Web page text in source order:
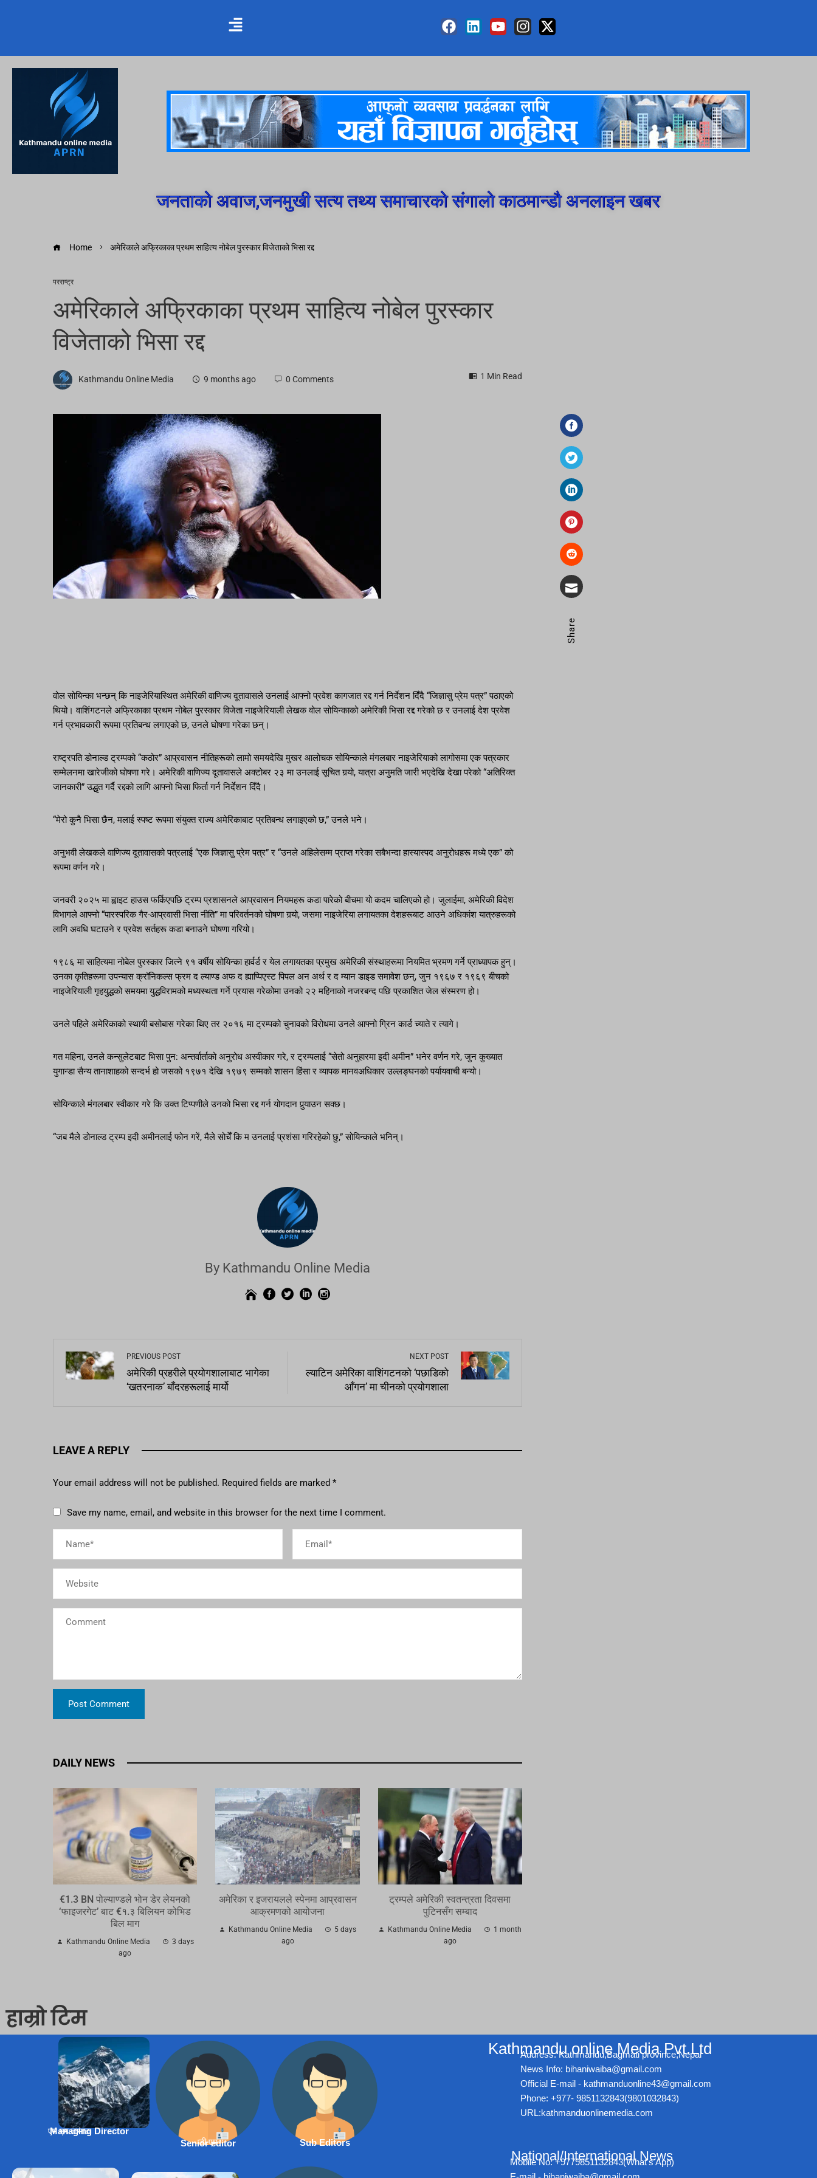
जनताको अवाज,जनमुखी सत्य तथ्य समाचारको संगालो काठमान्डौ अनलाइन खबर
Home अमेरिकाले अफ्रिकाका प्रथम साहित्य नोबेल पुरस्कार विजेताको भिसा रद्द
परराष्ट्र
अमेरिकाले अफ्रिकाका प्रथम साहित्य नोबेल पुरस्कार
विजेताको भिसा रद्द
Kathmandu Online Media 9 months ago 0 Comments 1 Min Read
Share
वोल सोयिन्का भन्छन् कि नाइजेरियास्थित अमेरिकी वाणिज्य दूतावासले उनलाई आफ्नो प्रवेश कागजात रद्द गर्न निर्देशन दिँदै “जिज्ञासु प्रेम पत्र” पठाएको
थियो। वाशिंगटनले अफ्रिकाका प्रथम नोबेल पुरस्कार विजेता नाइजेरियाली लेखक वोल सोयिन्काको अमेरिकी भिसा रद्द गरेको छ र उनलाई देश प्रवेश
गर्न प्रभावकारी रूपमा प्रतिबन्ध लगाएको छ, उनले घोषणा गरेका छन्।
राष्ट्रपति डोनाल्ड ट्रम्पको “कठोर” आप्रवासन नीतिहरूको लामो समयदेखि मुखर आलोचक सोयिन्काले मंगलबार नाइजेरियाको लागोसमा एक पत्रकार
सम्मेलनमा खारेजीको घोषणा गरे। अमेरिकी वाणिज्य दूतावासले अक्टोबर २३ मा उनलाई सूचित गर्‍यो, यात्रा अनुमति जारी भएदेखि देखा परेको “अतिरिक्त
जानकारी” उद्धृत गर्दै रद्दको लागि आफ्नो भिसा फिर्ता गर्न निर्देशन दिँदै।
“मेरो कुनै भिसा छैन, मलाई स्पष्ट रूपमा संयुक्त राज्य अमेरिकाबाट प्रतिबन्ध लगाइएको छ,” उनले भने।
अनुभवी लेखकले वाणिज्य दूतावासको पत्रलाई “एक जिज्ञासु प्रेम पत्र” र “उनले अहिलेसम्म प्राप्त गरेका सबैभन्दा हास्यास्पद अनुरोधहरू मध्ये एक” को
रूपमा वर्णन गरे।
जनवरी २०२५ मा ह्वाइट हाउस फर्किएपछि ट्रम्प प्रशासनले आप्रवासन नियमहरू कडा पारेको बीचमा यो कदम चालिएको हो। जुलाईमा, अमेरिकी विदेश
विभागले आफ्नो “पारस्परिक गैर-आप्रवासी भिसा नीति” मा परिवर्तनको घोषणा गर्‍यो, जसमा नाइजेरिया लगायतका देशहरूबाट आउने अधिकांश यात्रुहरूको
लागि अवधि घटाउने र प्रवेश सर्तहरू कडा बनाउने घोषणा गरियो।
१९८६ मा साहित्यमा नोबेल पुरस्कार जित्ने ९१ वर्षीय सोयिन्का हार्वर्ड र येल लगायतका प्रमुख अमेरिकी संस्थाहरूमा नियमित भ्रमण गर्ने प्राध्यापक हुन्।
उनका कृतिहरूमा उपन्यास क्रॉनिकल्स फ्रम द ल्याण्ड अफ द ह्याप्पिएस्ट पिपल अन अर्थ र द म्यान डाइड समावेश छन्, जुन १९६७ र १९६९ बीचको
नाइजेरियाली गृहयुद्धको समयमा युद्धविरामको मध्यस्थता गर्ने प्रयास गरेकोमा उनको २२ महिनाको नजरबन्द पछि प्रकाशित जेल संस्मरण हो।
उनले पहिले अमेरिकाको स्थायी बसोबास गरेका थिए तर २०१६ मा ट्रम्पको चुनावको विरोधमा उनले आफ्नो ग्रिन कार्ड च्याते र त्यागे।
गत महिना, उनले कन्सुलेटबाट भिसा पुन: अन्तर्वार्ताको अनुरोध अस्वीकार गरे, र ट्रम्पलाई “सेतो अनुहारमा इदी अमीन” भनेर वर्णन गरे, जुन कुख्यात
युगान्डा सैन्य तानाशाहको सन्दर्भ हो जसको १९७१ देखि १९७९ सम्मको शासन हिंसा र व्यापक मानवअधिकार उल्लङ्घनको पर्यायवाची बन्यो।
सोयिन्काले मंगलबार स्वीकार गरे कि उक्त टिप्पणीले उनको भिसा रद्द गर्न योगदान पुर्‍याउन सक्छ।
“जब मैले डोनाल्ड ट्रम्प इदी अमीनलाई फोन गरें, मैले सोचेँ कि म उनलाई प्रशंसा गरिरहेको छु,” सोयिन्काले भनिन्।
By Kathmandu Online Media
PREVIOUS POST
अमेरिकी प्रहरीले प्रयोगशालाबाट भागेका
‘खतरनाक’ बाँदरहरूलाई मार्यो
NEXT POST
ल्याटिन अमेरिका वाशिंगटनको ‘पछाडिको
आँगन’ मा चीनको प्रयोगशाला
LEAVE A REPLY
Your email address will not be published. Required fields are marked *
Save my name, email, and website in this browser for the next time I comment.
DAILY NEWS
€1.3 BN पोल्याण्डले भोन डेर लेयनको
‘फाइजरगेट’ बाट €१.३ बिलियन कोभिड
बिल माग
Kathmandu Online Media
3 days
ago
अमेरिका र इजरायलले स्पेनमा आप्रवासन
आक्रमणको आयोजना
Kathmandu Online Media
5 days
ago
ट्रम्पले अमेरिकी स्वतन्त्रता दिवसमा
पुटिनसँग सम्बाद
Kathmandu Online Media
1 month
ago
हाम्रो टिम
Managing Director
एम एम तामाङ
Senior editor
डी.एम Sub Editors
Kathmandu online Media Pvt.Ltd
Address: Kathmandu,Bagmati province,Nepal
News Info: bihaniwaiba@gmail.com
Official E-mail - kathmanduonline43@gmail.com
Phone: +977- 9851132843(9801032843)
URL:kathmanduonlinemedia.com
National/International News
Mobile No: +9779851132843(What's App)